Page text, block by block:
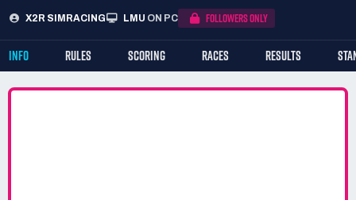
X2R SIMRACING LMU ON PC FOLLOWERS ONLY
INFO RULES SCORING RACES RESULTS